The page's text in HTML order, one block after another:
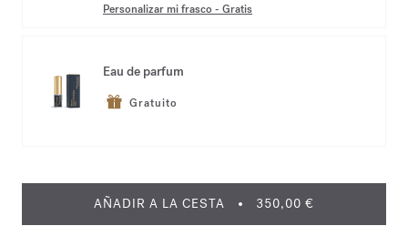
Personalizar mi frasco - Gratis
Eau de parfum
Gratuito
AÑADIR A LA CESTA 350,00 €